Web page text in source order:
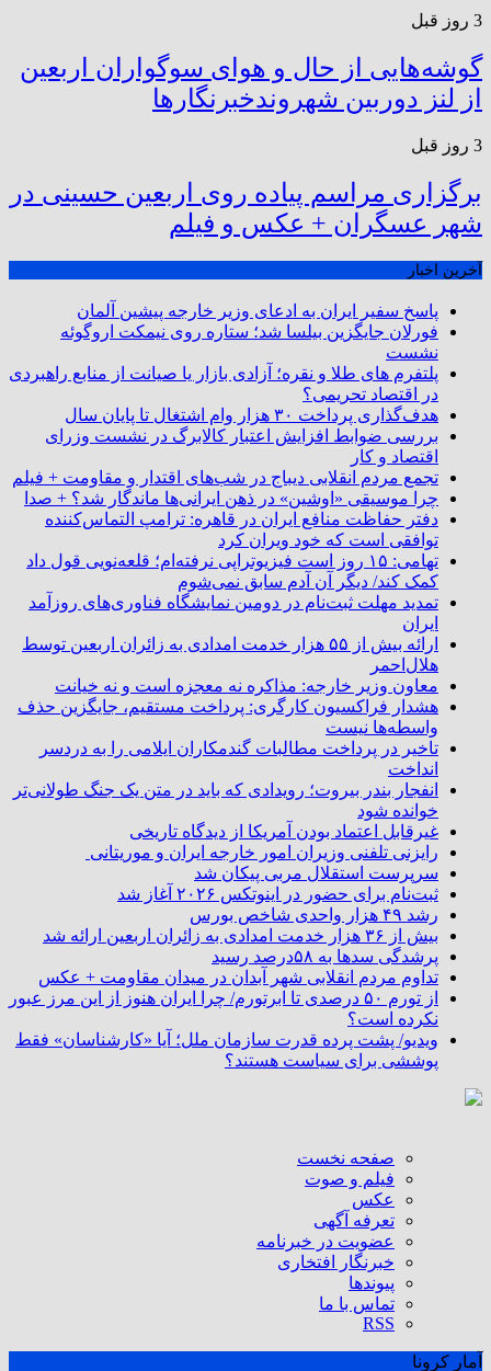
3 روز قبل
گوشه‌هایی از حال و هوای سوگواران اربعین
از لنز دوربین شهروندخبرنگار‌ها
3 روز قبل
برگزاری مراسم پیاده روی اربعین حسینی در
شهر عسگران + عکس و فیلم
آخرین اخبار
پاسخ سفیر ایران به ادعای وزیر خارجه پیشین آلمان
فورلان جایگزین بیلسا شد؛ ستاره روی نیمکت اروگوئه
نشست
پلتفرم ‌های طلا و نقره؛ آزادی بازار یا صیانت از منابع راهبردی
در اقتصاد تحریمی؟
هدف‌گذاری پرداخت ۳۰ هزار وام اشتغال تا پایان سال
بررسی ضوابط افزایش اعتبار کالابرگ در نشست وزرای
اقتصاد و کار
تجمع مردم انقلابی دیباج در شب‌های اقتدار و مقاومت + فیلم
چرا موسیقی «اوشین» در ذهن ایرانی‌ها ماندگار شد؟ + صدا
دفتر حفاظت منافع ایران در قاهره: ترامپ التماس‌کننده
توافقی است که خود ویران کرد
تهامی: ۱۵ روز است فیزیوتراپی نرفته‌ام؛ قلعه‌نویی قول داد
کمک کند/ دیگر آن آدم سابق نمی‌شوم
تمدید مهلت ثبت‌نام در دومین نمایشگاه فناوری‌های روزآمد
ایران
ارائه بیش از ۵۵ هزار خدمت امدادی به زائران اربعین توسط
هلال‌احمر
معاون وزیر خارجه: مذاکره نه معجزه است و نه خیانت
هشدار فراکسیون کارگری: پرداخت مستقیم، جایگزین حذف
واسطه‌ها نیست
تاخیر در پرداخت مطالبات گندمکاران ایلامی را به دردسر
انداخت
انفجار بندر بیروت؛ رویدادی که باید در متن یک جنگ طولانی‌تر
خوانده شود
غیرقابل اعتماد بودن آمریکا از دیدگاه تاریخی
رایزنی تلفنی وزیران امور خارجه ایران و موریتانی
سرپرست استقلال مربی پیکان شد
ثبت‌نام برای حضور در اینوتکس ۲۰۲۶ آغاز شد
رشد ۴۹ هزار واحدی شاخص بورس
بیش از ۳۶ هزار خدمت امدادی به زائران اربعین ارائه شد
پرشدگی سدها به ۵۸درصد رسید
تداوم مردم انقلابی شهر آبدان در میدان مقاومت + عکس
از تورم ۵۰ درصدی تا ابرتورم/ چرا ایران هنوز از این مرز عبور
نکرده است؟
ویدیو/ پشت پرده قدرت سازمان ملل؛ آیا «کارشناسان» فقط
پوششی برای سیاست هستند؟
صفحه نخست
فیلم و صوت
عکس
تعرفه آگهی
عضویت در خبرنامه
خبرنگار افتخاری
پیوندها
تماس با ما
RSS
آمار کرونا